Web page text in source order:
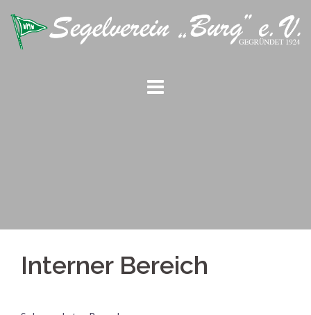
zum
Inhalt
Interner Bereich